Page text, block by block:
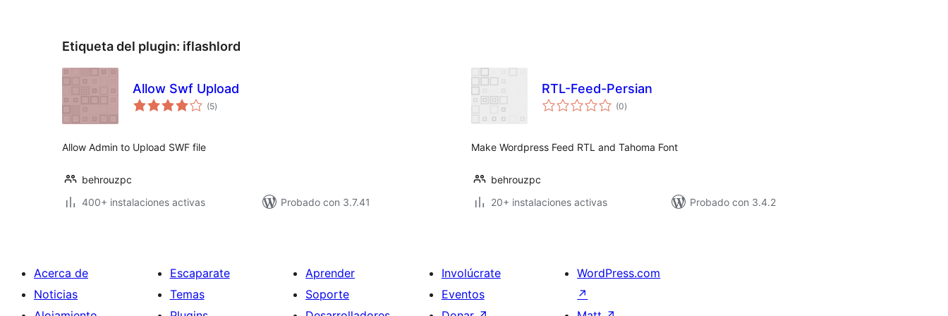
Etiqueta del plugin: iflashlord
Allow Swf Upload
(5valoraciones
en
)
Allow Admin to Upload SWF file
behrouzpc
400+ instalaciones activas
Probado con 3.7.41
RTL-Feed-Persian
(0valoraciones
en
)
Make Wordpress Feed RTL and Tahoma Font
behrouzpc
20+ instalaciones activas
Probado con 3.4.2
Acerca de
Noticias
Escaparate
Temas
Aprender
Soporte
Involúcrate
Eventos
WordPress.com
↗